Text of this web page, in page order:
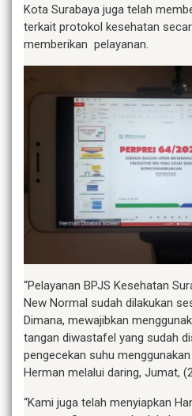
Kota Surabaya juga telah
terkait protokol kesehatan
memberikan pelayanan.
“Pelayanan BPJS Kesehatan
New Normal sudah dilakukan
Dimana, mewajibkan
tangan diwastafel yang sudah
pengecekan suhu
Herman melalui daring, Jumat,
“Kami juga telah menyiapkan